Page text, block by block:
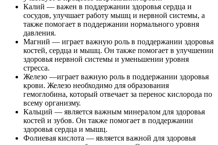
Калий — важен в поддержании здоровья сердца и
сосудов, улучшает работу мышц и нервной системы, а
также помогает в поддержании нормального уровня
давления.
Магний — играет важную роль в поддержании здоровья
костей, сердца и мышц. Он также помогает в улучшении
здоровья нервной системы и уменьшении уровня
стресса.
Железо —играет важную роль в поддержании здоровья
крови. Железо необходимо для образования
гемоглобина, который отвечает за перенос кислорода по
всему организму.
Кальций — является важным минералом для здоровья
костей и зубов. Он также помогает в поддержании
здоровья сердца и мышц.
Фолиевая кислота — является важной для здоровья